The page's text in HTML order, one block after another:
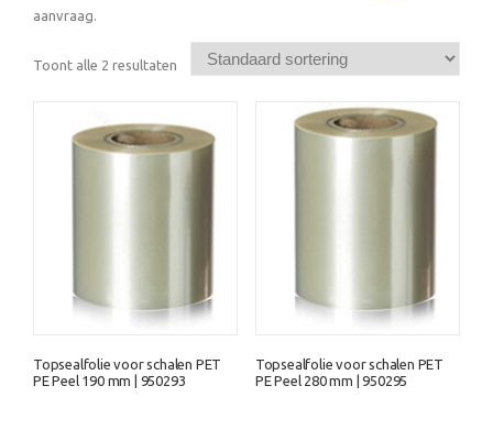
aanvraag.
Toont alle 2 resultaten
Topsealfolie voor schalen PET
PE Peel 190 mm | 950293
Topsealfolie voor schalen PET
PE Peel 280 mm | 950295